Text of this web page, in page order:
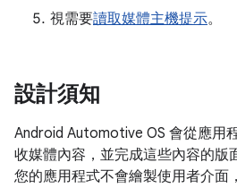
視需要讀取媒體主機提示。
設計須知
Android Automotive OS 會從應用
收媒體內容，並完成這些內容的版
您的應用程式不會繪製使用者介面